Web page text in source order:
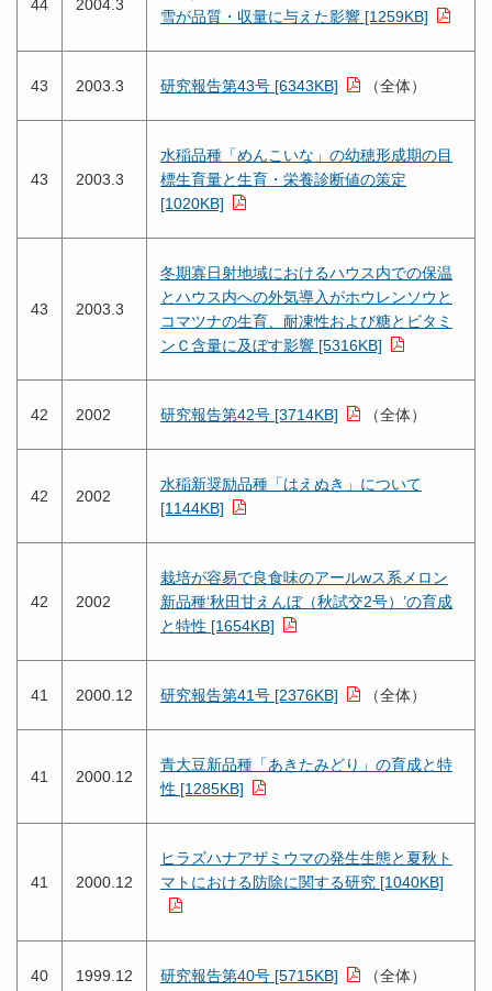
44 2004.3
雪が品質・収量に与えた影響 [1259KB]
43 2003.3 研究報告第43号 [6343KB] （全体）
43 2003.3
水稲品種「めんこいな」の幼穂形成期の目
標生育量と生育・栄養診断値の策定
[1020KB]
43 2003.3
冬期寡日射地域におけるハウス内での保温
とハウス内への外気導入がホウレンソウと
コマツナの生育、耐凍性および糖とビタミ
ンＣ含量に及ぼす影響 [5316KB]
42 2002 研究報告第42号 [3714KB] （全体）
42 2002
水稲新奨励品種「はえぬき」について
[1144KB]
42 2002
栽培が容易で良食味のアールwス系メロン
新品種‘秋田甘えんぼ（秋試交2号）’の育成
と特性 [1654KB]
41 2000.12 研究報告第41号 [2376KB] （全体）
41 2000.12
青大豆新品種「あきたみどり」の育成と特
性 [1285KB]
41 2000.12
ヒラズハナアザミウマの発生生態と夏秋ト
マトにおける防除に関する研究 [1040KB]
40 1999.12 研究報告第40号 [5715KB] （全体）